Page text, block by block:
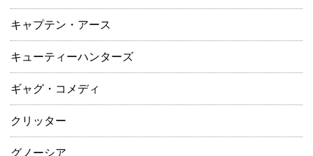
キャプテン・アース
キューティーハンターズ
ギャグ・コメディ
クリッター
グノーシア